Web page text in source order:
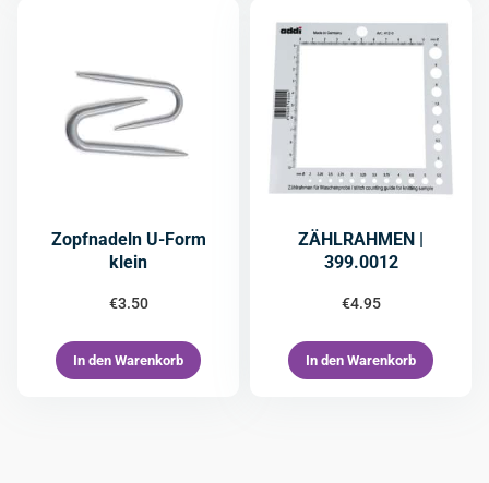
Zopfnadeln U-Form
klein
€3.50
In den Warenkorb
ZÄHLRAHMEN |
399.0012
€4.95
In den Warenkorb